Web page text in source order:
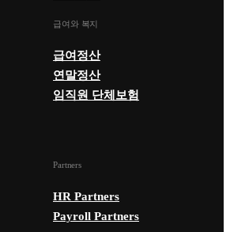
급여와 복지
급여정산
연말정산
임직원 단체보험
Partners
HR Partners
Payroll Partners